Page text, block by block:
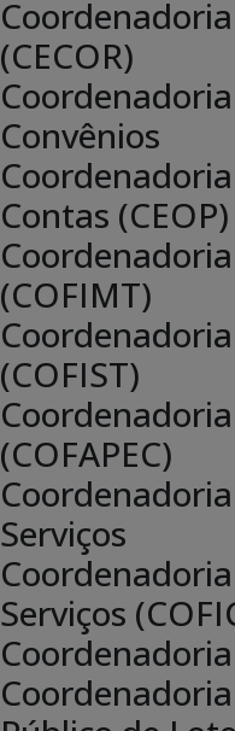
(CECOR)
Convênios
Contas (CEOP)
(COFIMT)
(COFIST)
(COFAPEC)
Serviços
Serviços